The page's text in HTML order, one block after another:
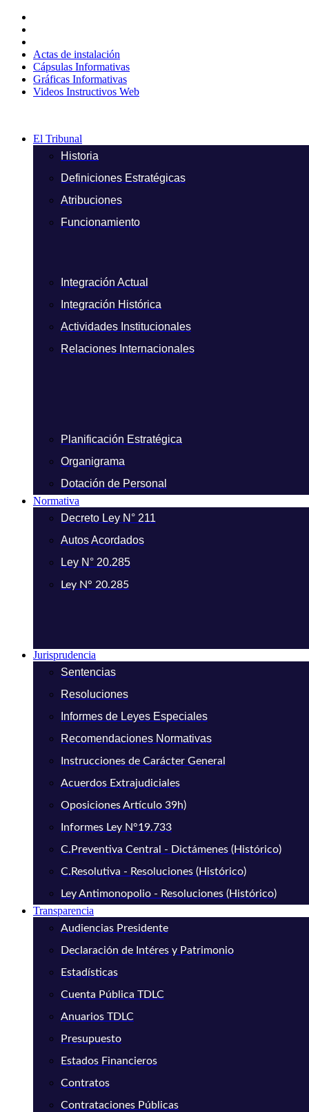
contenido
Actas de instalación
Cápsulas Informativas
Gráficas Informativas
Videos Instructivos Web
El Tribunal
Historia
Definiciones Estratégicas
Atribuciones
Funcionamiento
Integración Actual
Integración Histórica
Actividades Institucionales
Relaciones Internacionales
Planificación Estratégica
Organigrama
Dotación de Personal
Normativa
Decreto Ley N° 211
Autos Acordados
Ley N° 20.285
Ley N° 20.285
Jurisprudencia
Sentencias
Resoluciones
Informes de Leyes Especiales
Recomendaciones Normativas
Instrucciones de Carácter General
Acuerdos Extrajudiciales
Oposiciones Artículo 39h)
Informes Ley N°19.733
C.Preventiva Central - Dictámenes (Histórico)
C.Resolutiva - Resoluciones (Histórico)
Ley Antimonopolio - Resoluciones (Histórico)
Transparencia
Audiencias Presidente
Declaración de Intéres y Patrimonio
Estadísticas
Cuenta Pública TDLC
Anuarios TDLC
Presupuesto
Estados Financieros
Contratos
Contrataciones Públicas